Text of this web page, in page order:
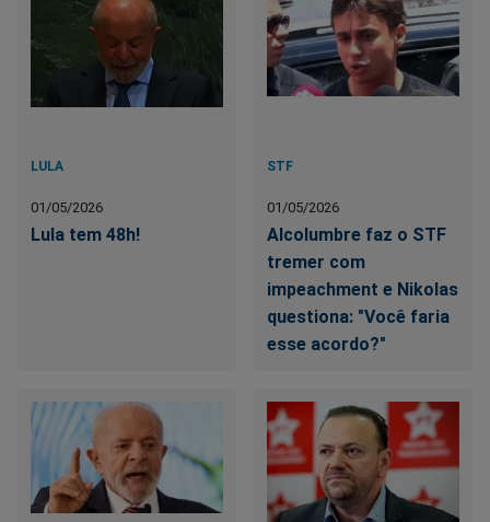
LULA
01/05/2026
Lula tem 48h!
STF
01/05/2026
Alcolumbre faz o STF
tremer com
impeachment e Nikolas
questiona: "Você faria
esse acordo?"